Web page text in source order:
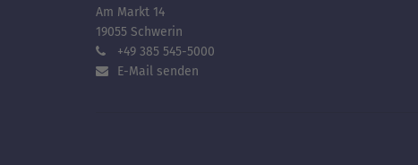
Am Markt 14
19055 Schwerin
+49 385 545-5000
E-Mail senden